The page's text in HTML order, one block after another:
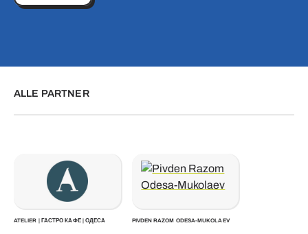
ALLE PARTNER
ATELIER | ГАСТРО КАФЕ | ОДЕСА PIVDEN RAZOM ODESA-MUKOLAEV